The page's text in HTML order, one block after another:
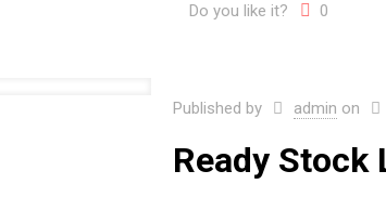
Do you like it? 0
Published by admin on
Ready Stock